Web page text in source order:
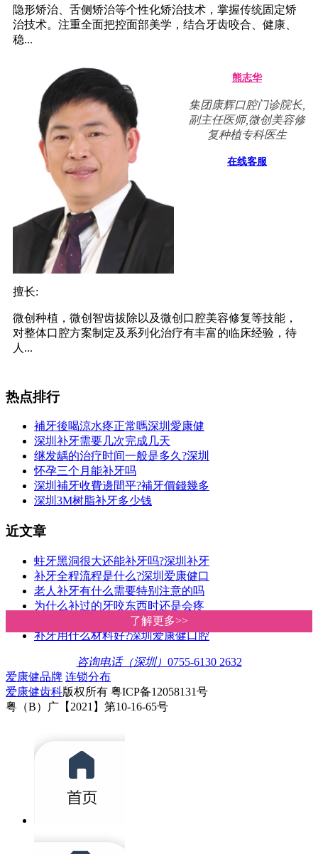
了解更多>>
了解更多>>
隐形矫治、舌侧矫治等个性化矫治技术，掌握传统固定矫
治技术。注重全面把控面部美学，结合牙齿咬合、健康、
稳...
熊志华
集团康辉口腔门诊院长,
副主任医师,微创美容修
复种植专科医生
在线客服
擅长:
微创种植，微创智齿拔除以及微创口腔美容修复等技能，
对整体口腔方案制定及系列化治疗有丰富的临床经验，待
人...
热点排行
補牙後喝涼水疼正常嗎深圳愛康健
深圳补牙需要几次完成几天
继发龋的治疗时间一般是多久?深圳
怀孕三个月能补牙吗
深圳補牙收費邊間平?補牙價錢幾多
深圳3M树脂补牙多少钱
近文章
蛀牙黑洞很大还能补牙吗?深圳补牙
补牙全程流程是什么?深圳爱康健口
老人补牙有什么需要特别注意的吗
为什么补过的牙咬东西时还是会疼
蛀牙治疗方法有哪些?深圳爱康健口
补牙用什么材料好?深圳爱康健口腔
咨询电话（深圳） 0755-6130 2632
爱康健品牌 连锁分布
爱康健齿科版权所有 粤ICP备12058131号
粤（B）广【2021】第10-16-65号